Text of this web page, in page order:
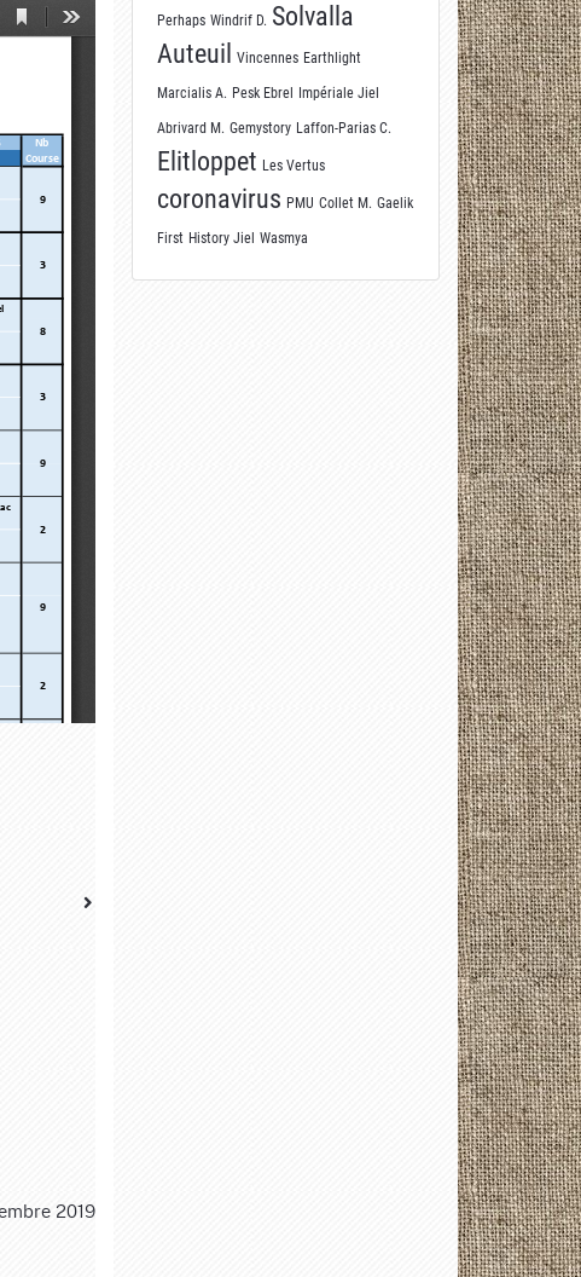
2019
Perhaps Windrif D. Solvalla
Auteuil
Vincennes Earthlight
Marcialis A. Pesk Ebrel Impériale Jiel
Abrivard M. Gemystory Laffon-Parias C.
Elitloppet Les Vertus
coronavirus PMU Collet M. Gaelik
First History Jiel Wasmya